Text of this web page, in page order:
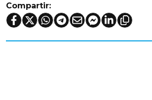
Compartir: